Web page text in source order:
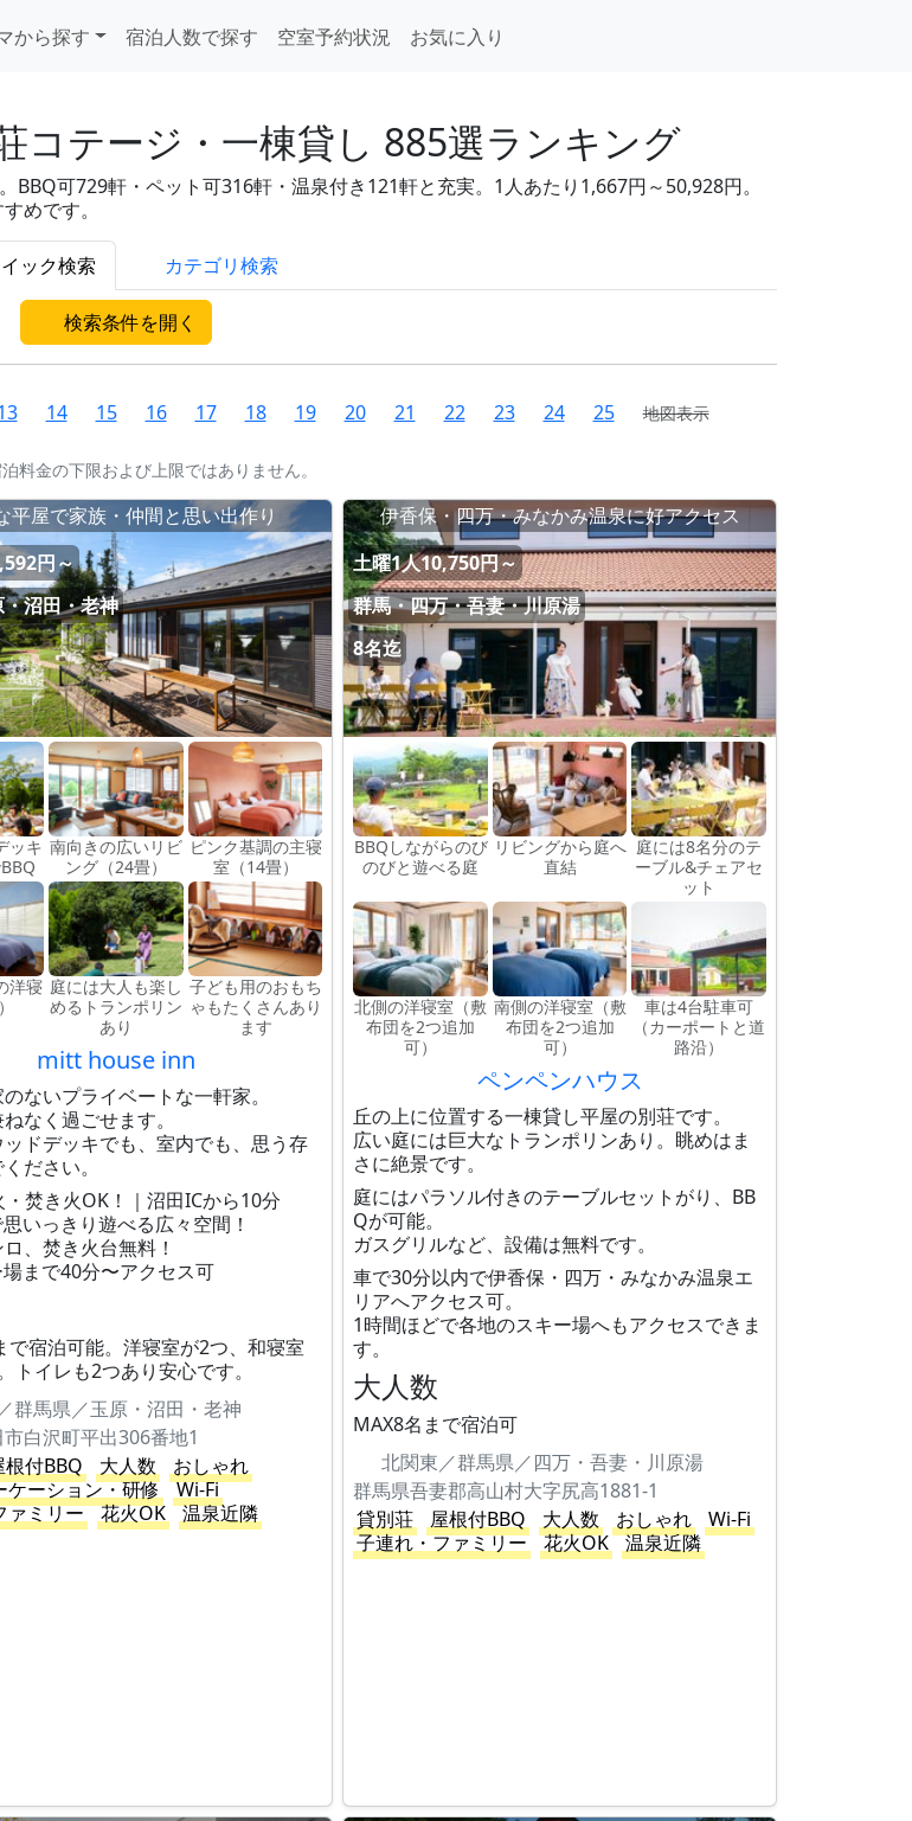
から探す 宿泊人数で探す 空室予約状況
お気に入り
コテージ・一棟貸し 885選ランキング
可729軒・ペット可316軒・温泉付き121軒と充実。1人あたり1,667円～50,928円。
めです。
ック検索 カテゴリ検索
検索条件を開く
14 15 16 17 18 19 20 21 22 23 24 25 地図表示
料金の下限および上限ではありません。
平屋で家族・仲間と思い出作り
円～
沼田・老神
ッキ 南向きの広いリビ
ング（24畳）
ピンク基調の主寝
室（14畳）
洋寝 庭には大人も楽し
めるトランポリン
あり
子ども用のおもち
ゃもたくさんあり
ます
mitt house inn
ないプライベートな一軒家。
なく過ごせます。
ドデッキでも、室内でも、思う存
ださい。
・焚き火OK！｜沼田ICから10分
いっきり遊べる広々空間！
、焚き火台無料！
まで40分〜アクセス可
で宿泊可能。洋寝室が2つ、和寝室
トイレも2つあり安心です。
群馬県／玉原・沼田・老神
白沢町平出306番地1
根付BBQ 大人数
おしゃれ
ケーション・研修
Wi-Fi
ァミリー
花火OK 温泉近隣
伊香保・四万・みなかみ温泉に好アクセス
土曜1人10,750円～
群馬・四万・吾妻・川原湯
8名迄
BBQしながらのび
のびと遊べる庭
リビングから庭へ
直結
庭には8名分のテ
ーブル&チェアセ
ット
北側の洋寝室（敷
布団を2つ追加
可）
南側の洋寝室（敷
布団を2つ追加
可）
車は4台駐車可
（カーポートと道
路沿）
ペンペンハウス
丘の上に位置する一棟貸し平屋の別荘です。
広い庭には巨大なトランポリンあり。眺めはま
さに絶景です。
庭にはパラソル付きのテーブルセットがり、BB
Qが可能。
ガスグリルなど、設備は無料です。
車で30分以内で伊香保・四万・みなかみ温泉エ
リアへアクセス可。
1時間ほどで各地のスキー場へもアクセスできま
す。
大人数
MAX8名まで宿泊可
北関東／群馬県／四万・吾妻・川原湯
群馬県吾妻郡高山村大字尻高1881-1
貸別荘
屋根付BBQ 大人数 おしゃれ
Wi-Fi
子連れ・ファミリー
花火OK 温泉近隣